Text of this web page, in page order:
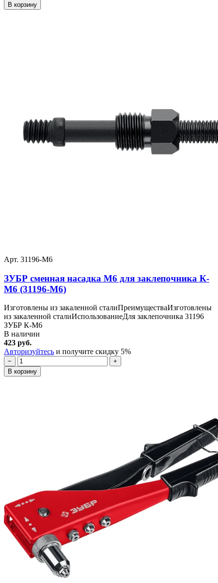
В корзину
Арт. 31196-M6
ЗУБР сменная насадка М6 для заклепочника К-
М6 (31196-M6)
Изготовлены из закаленной сталиПреимуществаИзготовлены
из закаленной сталиИспользованиеДля заклепочника 31196
ЗУБР К-М6
В наличии
423 руб.
Авторизуйтесь и получите скидку 5%
−
+
В корзину